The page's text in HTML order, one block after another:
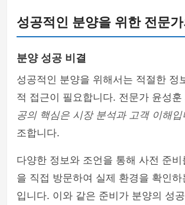
성공적인 분양을 위한 전문
분양 성공 비결
성공적인 분양을 위해서는 적절한 정
적 접근이 필요합니다. 전문가 윤성훈
공의 핵심은 시장 분석과 고객 이해입
조합니다.
다양한 정보와 조언을 통해 사전 준
을 직접 방문하여 실제 환경을 확인하
입니다. 이와 같은 준비가 분양의 성